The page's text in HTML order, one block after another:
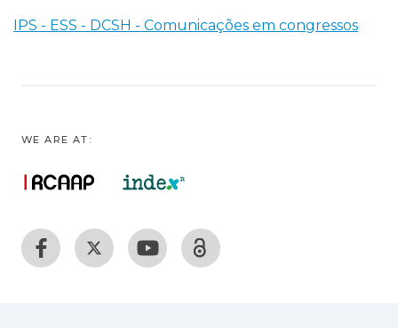
IPS - ESS - DCSH - Comunicações em congressos
WE ARE AT: